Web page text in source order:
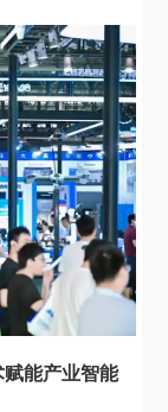
能产业智能